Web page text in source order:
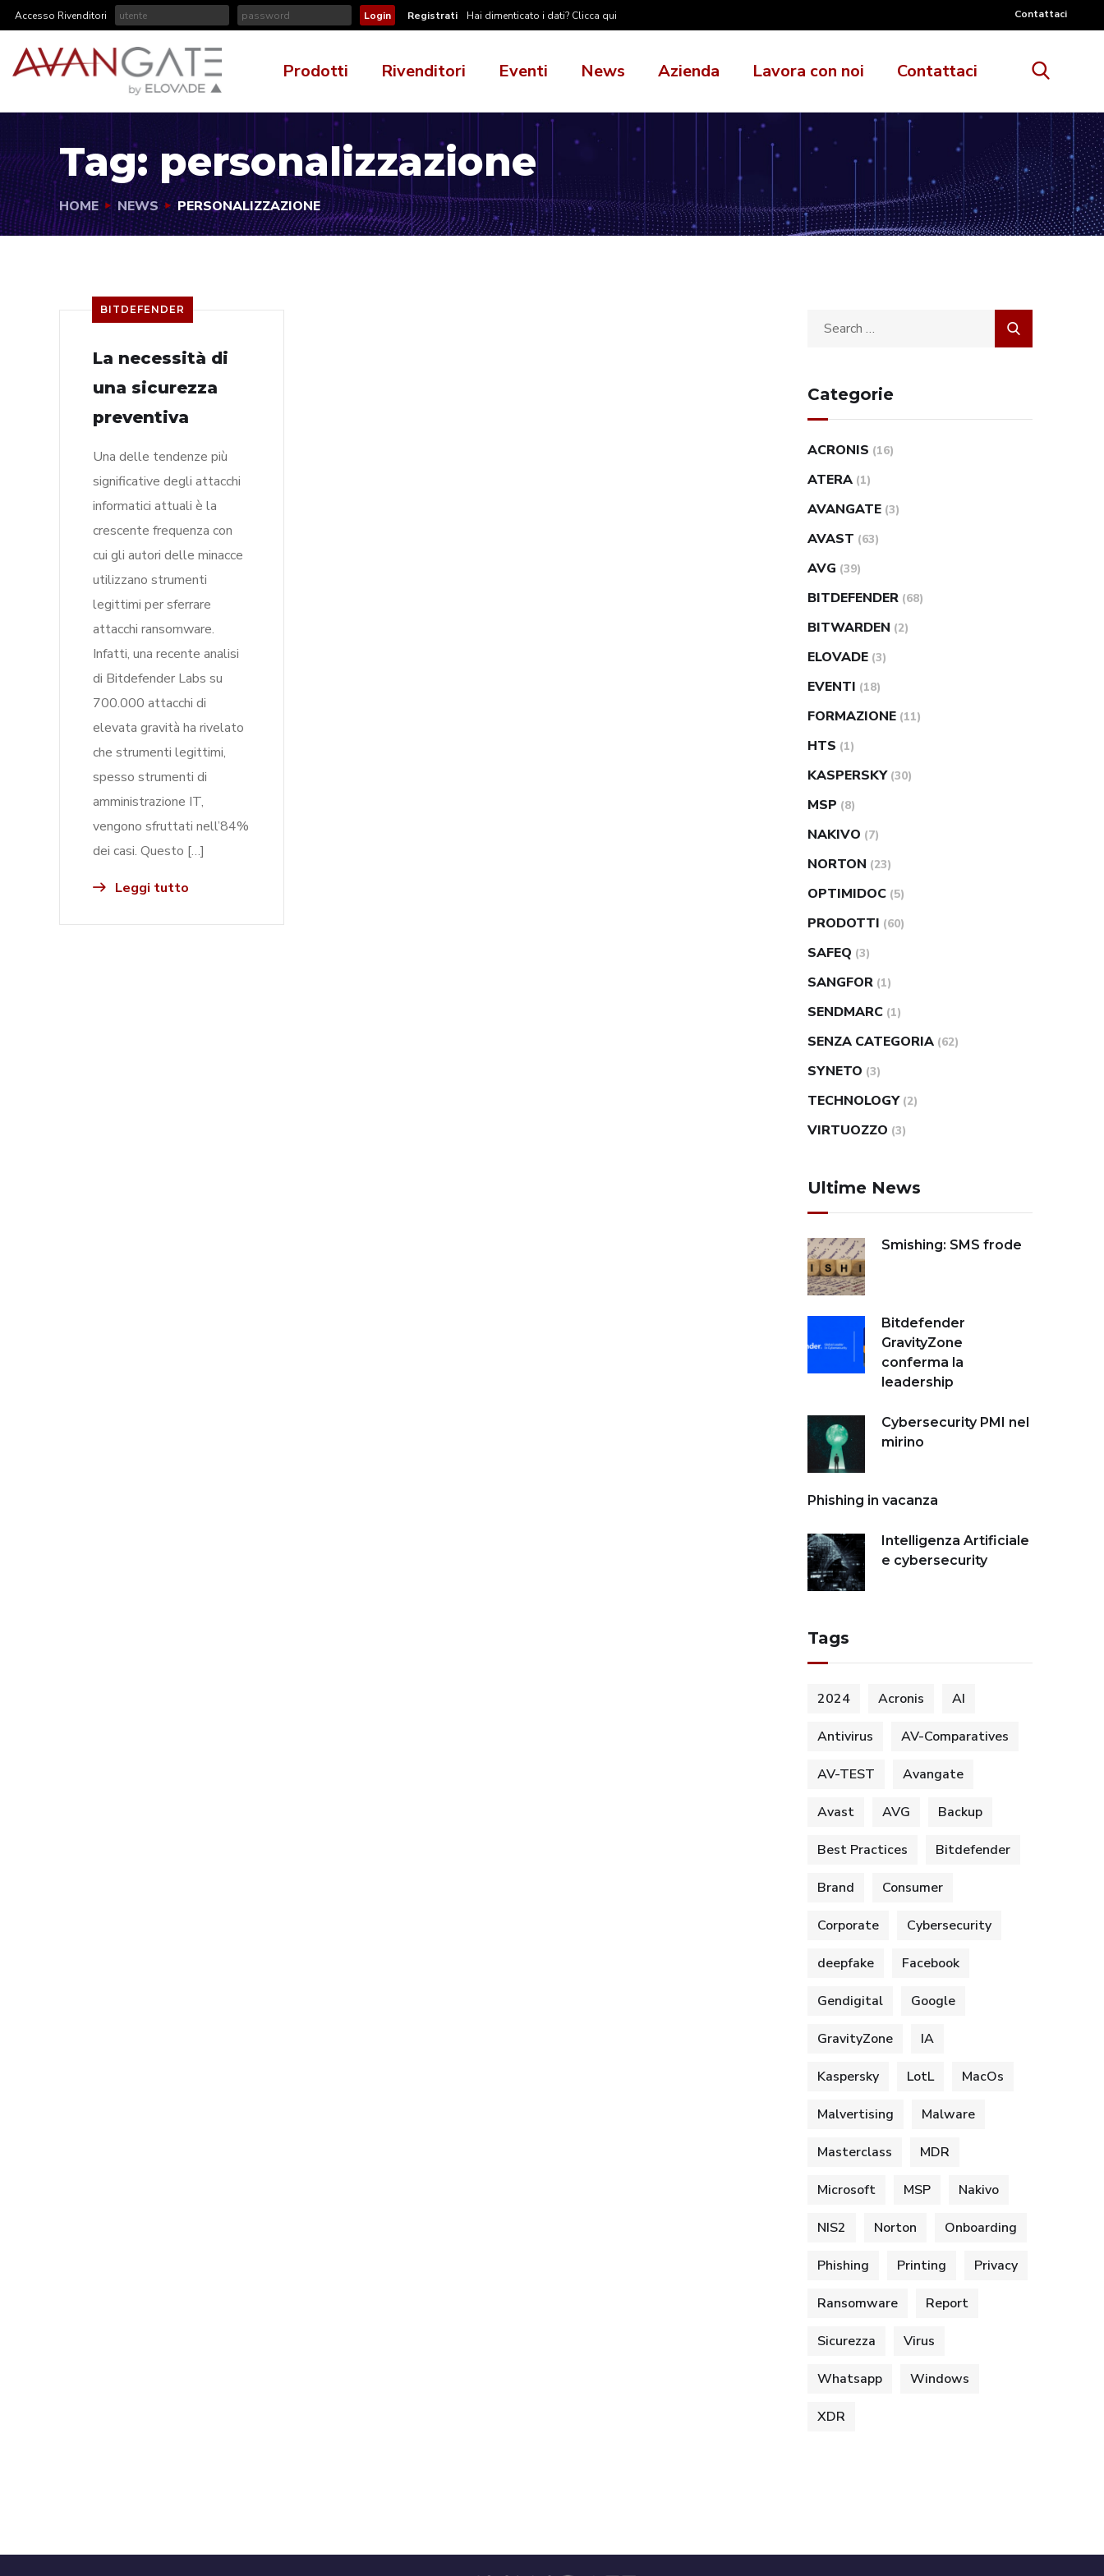
Accesso Rivenditori Registrati Hai dimenticato i dati? Clicca qui Contattaci
Prodotti Rivenditori Eventi News Azienda Lavora con noi Contattaci
Tag:personalizzazione
HOME NEWS PERSONALIZZAZIONE
BITDEFENDER
La necessità di
una sicurezza
preventiva
Una delle tendenze più
significative degli attacchi
informatici attuali è la
crescente frequenza con
cui gli autori delle minacce
utilizzano strumenti
legittimi per sferrare
attacchi ransomware.
Infatti, una recente analisi
di Bitdefender Labs su
700.000 attacchi di
elevata gravità ha rivelato
che strumenti legittimi,
spesso strumenti di
amministrazione IT,
vengono sfruttati nell’84%
dei casi. Questo […]
Leggi tutto
Categorie
ACRONIS (16)
ATERA (1)
AVANGATE (3)
AVAST (63)
AVG (39)
BITDEFENDER (68)
BITWARDEN (2)
ELOVADE (3)
EVENTI (18)
FORMAZIONE (11)
HTS (1)
KASPERSKY (30)
MSP (8)
NAKIVO (7)
NORTON (23)
OPTIMIDOC (5)
PRODOTTI (60)
SAFEQ (3)
SANGFOR (1)
SENDMARC (1)
SENZA CATEGORIA (62)
SYNETO (3)
TECHNOLOGY (2)
VIRTUOZZO (3)
Ultime News
Smishing: SMS frode
Bitdefender
GravityZone
conferma la
leadership
Cybersecurity PMI nel
mirino
Phishing in vacanza
Intelligenza Artificiale
e cybersecurity
Tags
2024 Acronis AI
Antivirus AV-Comparatives
AV-TEST Avangate
Avast AVG Backup
Best Practices Bitdefender
Brand Consumer
Corporate Cybersecurity
deepfake Facebook
Gendigital Google
GravityZone IA
Kaspersky LotL MacOs
Malvertising Malware
Masterclass MDR
Microsoft MSP Nakivo
NIS2 Norton Onboarding
Phishing Printing Privacy
Ransomware Report
Sicurezza Virus
Whatsapp Windows
XDR